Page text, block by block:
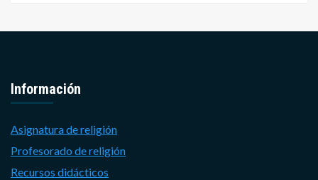
Información
Asignatura de religión
Profesorado de religión
Recursos didácticos